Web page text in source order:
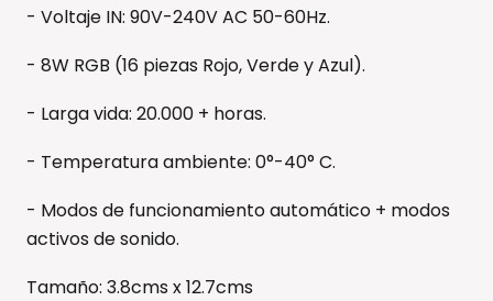
- Voltaje IN: 90V-240V AC 50-60Hz.
- 8W RGB (16 piezas Rojo, Verde y Azul).
- Larga vida: 20.000 + horas.
- Temperatura ambiente: 0°-40° C.
- Modos de funcionamiento automático + modos
activos de sonido.
Tamaño: 3.8cms x 12.7cms